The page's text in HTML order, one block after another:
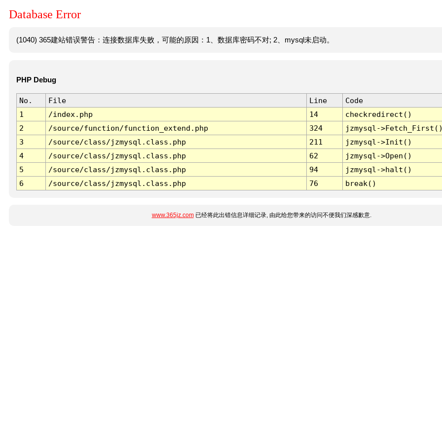
Database Error
(1040) 365建站错误警告：连接数据库失败，可能的原因：1、数据库密码不对; 2、mysql未启动。
PHP Debug
No. File Line
Code
1
/index.php 14
checkredirect()
2
/source/function/function_extend.php 324
jzmysql-
3
/source/class/jzmysql.class.php 211
jzmysql->Init()
4
/source/class/jzmysql.class.php 62
jzmysql->Open()
5
/source/class/jzmysql.class.php 94
jzmysql->halt()
6
/source/class/jzmysql.class.php 76 break()
www.365jz.com已经将此出错信息详细记录, 由此给您带来的访问不便我们深感歉意.